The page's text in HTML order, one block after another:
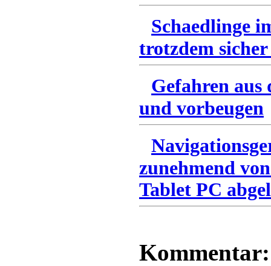
Schaedlinge
trotzdem
Gefahren
und vorbeugen
zunehmend
Tablet PC
Kommentar: